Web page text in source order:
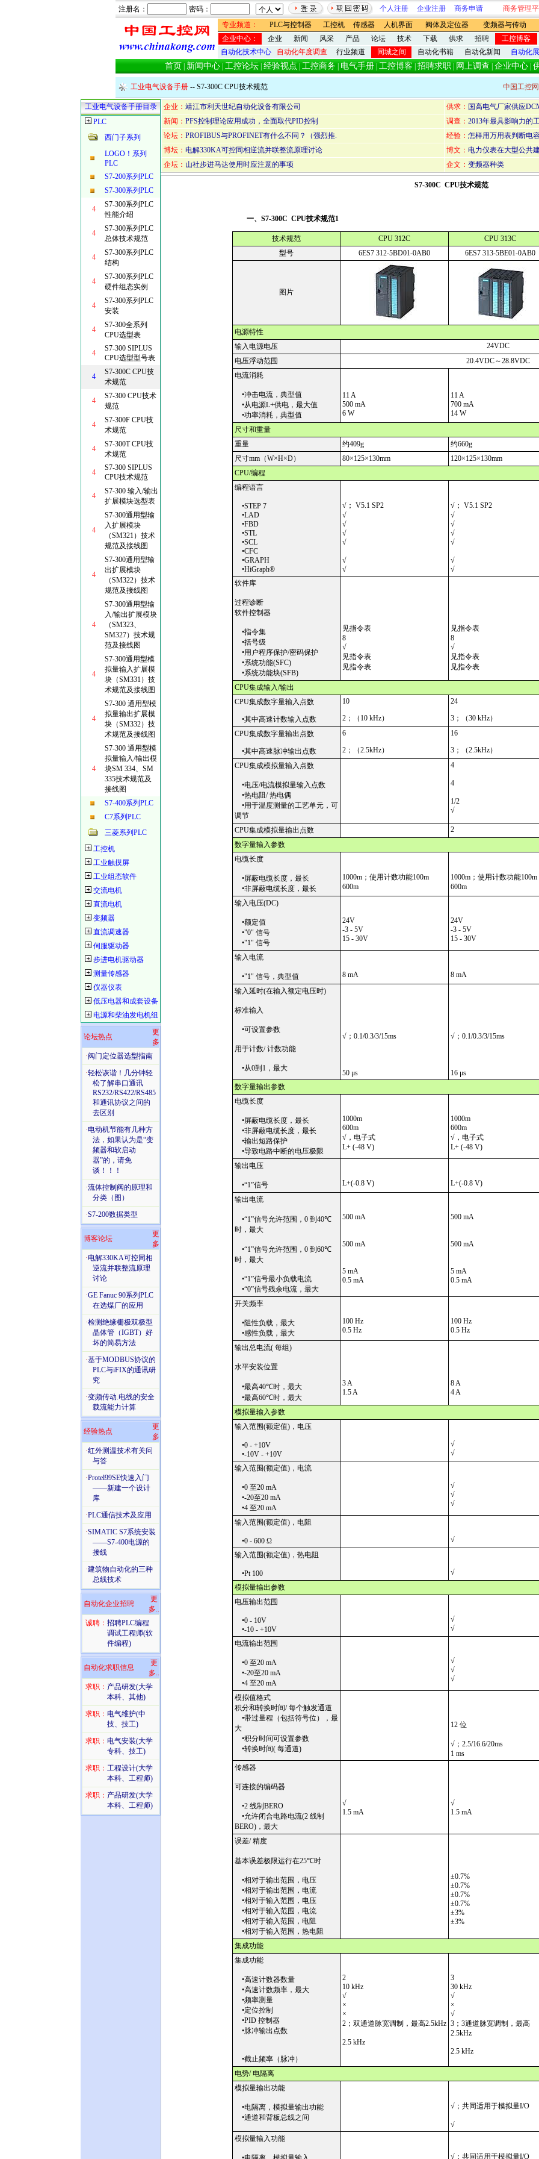
注册名： 密码： 个人注册 企业注册 商务申请 商务管理
专业频道：
PLC与控制器 工控机 传感器 人机界面 阀体及定位器 变频器与传动
企业中心：
企业 新闻 风采 产品 论坛 技术 下载 供求 招聘 工控博客
自动化技术中心
自动化年度调查 行业频道 同城之间 自动化书籍 自动化新闻 自动化
首页 新闻中心 工控论坛 经验视点 工控商务 电气手册 工控博客 招聘求职 网上调查 企业中心
工业电气设备手册 -- S7-300C CPU技术规范 中国工控网
工业电气设备手册目录
PLC
西门子系列
LOGO！系列
PLC
S7-200系列PLC
S7-300系列PLC
4
S7-300系列PLC
性能介绍
4
S7-300系列PLC
总体技术规范
4
S7-300系列PLC
结构
4
S7-300系列PLC
硬件组态实例
4
S7-300系列PLC
安装
4
S7-300全系列
CPU选型表
4
S7-300 SIPLUS
CPU选型型号表
4
S7-300C CPU技
术规范
4
S7-300 CPU技术
规范
4
S7-300F CPU技
术规范
4
S7-300T CPU技
术规范
4
S7-300 SIPLUS
CPU技术规范
4
S7-300 输入/输出
扩展模块选型表
4
S7-300通用型输
入扩展模块
（SM321）技术
规范及接线图
4
S7-300通用型输
出扩展模块
（SM322）技术
规范及接线图
4
S7-300通用型输
入/输出扩展模块
（SM323、
SM327）技术规
范及接线图
4
S7-300通用型模
拟量输入扩展模
块（SM331）技
术规范及接线图
4
S7-300 通用型模
拟量输出扩展模
块（SM332）技
术规范及接线图
4
S7-300 通用型模
拟量输入/输出模
块SM 334、SM
335技术规范及
接线图
S7-400系列PLC
C7系列PLC
三菱系列PLC
工控机
工业触摸屏
工业组态软件
交流电机
直流电机
变频器
直流调速器
伺服驱动器
步进电机驱动器
测量传感器
仪器仪表
低压电器和成套设备
电源和柴油发电机组
论坛热点
更
多
·阀门定位器选型指南
·轻松诙谐！几分钟轻
松了解串口通讯
RS232/RS422/RS485
和通讯协议之间的
去区别
·电动机节能有几种方
法，如果认为是“变
频器和软启动
器”的，请免
谈！！！
·流体控制阀的原理和
分类（图）
·S7-200数据类型
博客论坛
更
多
·电解330KA可控同相
逆流并联整流原理
讨论
·GE Fanuc 90系列PLC
在选煤厂的应用
·检测绝缘栅极双极型
晶体管（IGBT）好
坏的简易方法
·基于MODBUS协议的
PLC与iFIX的通讯研
究
·变频传动.电线的安全
载流能力计算
经验热点
更
多
·红外测温技术有关问
与答
·Protel99SE快速入门
——新建一个设计
库
·PLC通信技术及应用
·SIMATIC S7系统安装
——S7-400电源的
接线
·建筑物自动化的三种
总线技术
自动化企业招聘
更
多..
诚聘： 招聘PLC编程
调试工程师(软
件编程)
自动化求职信息
更
多..
求职： 产品研发(大学
本科、其他)
求职： 电气维护(中
技、技工)
求职： 电气安装(大学
专科、技工)
求职： 工程设计(大学
本科、工程师)
求职： 产品研发(大学
本科、工程师)
企业： 靖江市利天世纪自动化设备有限公司 供求： 国高电气厂家供应
新闻： PFS控制理论应用成功，全面取代PID控制 调查： 2013年最具影响力的
论坛： PROFIBUS与PROFINET有什么不同？（强烈推. 经验： 怎样用万用表判断电
博坛： 电解330KA可控同相逆流并联整流原理讨论 博文： 电力仪表在大型公共
企坛： 山社步进马达使用时应注意的事项 企文： 变频器种类
S7-300C CPU技术规范
一、S7-300C CPU技术规范1
技术规范 CPU 312C CPU 313C
型号
6ES7 312-5BD01-0AB0 6ES7 313-5BE01-0AB0
图片
电源特性
输入电源电压
24VDC
电压浮动范围
20.4VDC～28.8VDC
电流消耗
•冲击电流，典型值
•从电源L+供电，最大值
•功率消耗，典型值
11 A
500 mA
6 W
11 A
700 mA
14 W
尺寸和重量
重量
约409g 约660g
尺寸mm（W×H×D） 80×125×130mm 120×125×130mm
CPU/编程
编程语言
•STEP 7
•LAD
•FBD
•STL
•SCL
•CFC
•GRAPH
•HiGraph®
√； V5.1 SP2
√
√
√
√
√
√
√； V5.1 SP2
√
√
√
√
√
√
软件库
过程诊断
软件控制器
•指令集
•括号级
•用户程序保护/密码保护
•系统功能(SFC)
•系统功能块(SFB)
见指令表
8
√
见指令表
见指令表
见指令表
8
√
见指令表
见指令表
CPU集成输入/输出
CPU集成数字量输入点数
•其中高速计数输入点数
10
2；（10 kHz）
24
3；（30 kHz）
CPU集成数字量输出点数
•其中高速脉冲输出点数
6
2；（2.5kHz）
16
3；（2.5kHz）
CPU集成模拟量输入点数
•电压/电流模拟量输入点数
•热电阻/ 热电偶
•用于温度测量的工艺单元，可
调节
4
4
1/2
√
CPU集成模拟量输出点数
2
数字量输入参数
电缆长度
•屏蔽电缆长度，最长
•非屏蔽电缆长度，最长
1000m；使用计数功能100m
600m
1000m；使用计数功能100m
600m
输入电压(DC)
•额定值
•"0" 信号
•"1" 信号
24V
-3 - 5V
15 - 30V
24V
-3 - 5V
15 - 30V
输入电流
•"1" 信号，典型值 8 mA 8 mA
输入延时(在输入额定电压时)
标准输入
•可设置参数
用于计数/ 计数功能
•从0到1，最大
√；0.1/0.3/3/15ms
50 μs
√；0.1/0.3/3/15ms
16 μs
数字量输出参数
电缆长度
•屏蔽电缆长度，最长
•非屏蔽电缆长度，最长
•输出短路保护
•导致电路中断的电压极限
1000m
600m
√，电子式
L+ (-48 V)
1000m
600m
√，电子式
L+ (-48 V)
输出电压
•“1”信号 L+(-0.8 V) L+(-0.8 V)
输出电流
•“1”信号允许范围，0 到40℃
时，最大
•“1”信号允许范围，0 到60℃
时，最大
•“1”信号最小负载电流
•“0”信号残余电流，最大
500 mA
500 mA
5 mA
0.5 mA
500 mA
500 mA
5 mA
0.5 mA
开关频率
•阻性负载，最大
•感性负载，最大
100 Hz
0.5 Hz
100 Hz
0.5 Hz
输出总电流( 每组)
水平安装位置
•最高40℃时，最大
•最高60℃时，最大
3 A
1.5 A
8 A
4 A
模拟量输入参数
输入范围(额定值)，电压
•0 - +10V
•-10V - +10V
√
√
输入范围(额定值)，电流
•0 至20 mA
•-20至20 mA
•4 至20 mA
√
√
√
输入范围(额定值)，电阻
•0 - 600 Ω
√
输入范围(额定值)，热电阻
•Pt 100
√
模拟量输出参数
电压输出范围
•0 - 10V
•-10 - +10V
√
√
电流输出范围
•0 至20 mA
•-20至20 mA
•4 至20 mA
√
√
√
模拟值格式
积分和转换时间/ 每个触发通道
•带过量程（包括符号位），最
大
•积分时间可设置参数
•转换时间( 每通道)
12 位
√；2.5/16.6/20ms
1 ms
传感器
可连接的编码器
•2 线制BERO
•允许闭合电路电流(2 线制
BERO)，最大
√
1.5 mA
√
1.5 mA
误差/ 精度
基本误差极限运行在25℃时
•相对于输出范围，电压
•相对于输出范围，电流
•相对于输入范围，电压
•相对于输入范围，电流
•相对于输入范围，电阻
•相对于输入范围，热电阻
±0.7%
±0.7%
±0.7%
±0.7%
±3%
±3%
集成功能
集成功能
•高速计数器数量
•高速计数频率，最大
•频率测量
•定位控制
•PID 控制器
•脉冲输出点数
•截止频率（脉冲）
2
10 kHz
√
×
×
2；双通道脉宽调制，最高2.5kHz
2.5 kHz
3
30 kHz
√
×
√
3；3通道脉宽调制，最高
2.5kHz
2.5 kHz
电势/ 电隔离
模拟量输出功能
•电隔离，模拟量输出功能
•通道和背板总线之间
√；共同适用于模拟量I/O
√
模拟量输入功能
√；共同适用于模拟量I/O